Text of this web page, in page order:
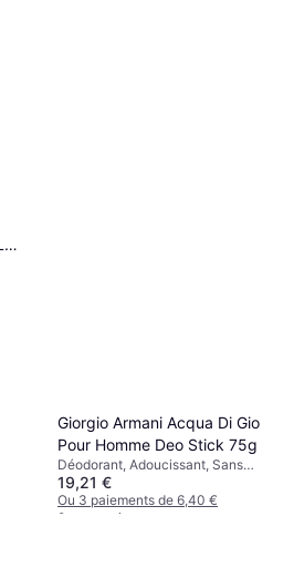
Giorgio Armani Acqua Di Gio
Pour Homme Deo Stick 75g
Déodorant, Adoucissant, Sans
Alcool, Parfumé, Apaisant
19,21 €
Ou 3 paiements de 6,40 €
9+ magasins